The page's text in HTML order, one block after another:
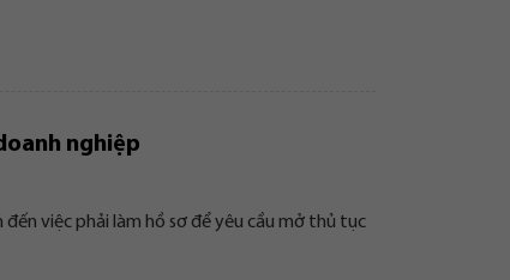
nghiệp
việc phải làm hồ sơ để yêu cầu mở thủ tục